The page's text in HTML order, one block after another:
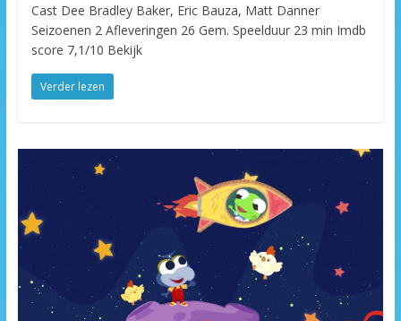
Cast Dee Bradley Baker, Eric Bauza, Matt Danner
Seizoenen 2 Afleveringen 26 Gem. Speelduur 23 min Imdb
score 7,1/10 Bekijk
Verder lezen